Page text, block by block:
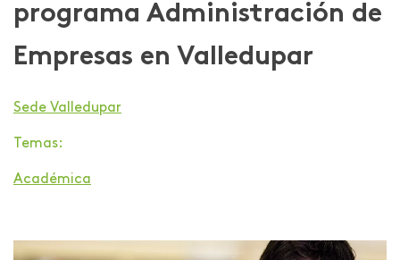
programa Administración de
Empresas en Valledupar
Sede Valledupar
Temas:
Académica